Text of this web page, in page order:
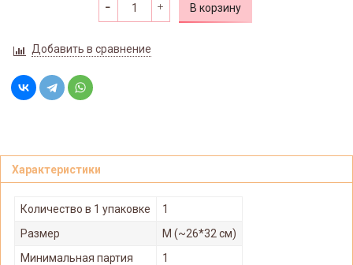
В корзину
Добавить в сравнение
Характеристики
Количество в 1 упаковке
1
Размер
M (~26*32 см)
Минимальная партия
1